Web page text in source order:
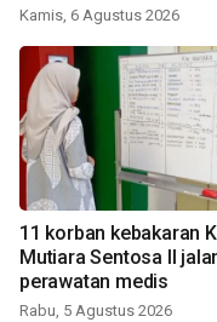
Kamis, 6 Agustus 2026
11 korban kebakaran
Mutiara Sentosa II
perawatan medis
Rabu, 5 Agustus 2026